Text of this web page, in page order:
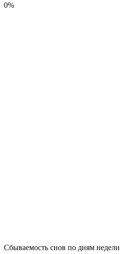
0%
Сбываемость снов по дням недели